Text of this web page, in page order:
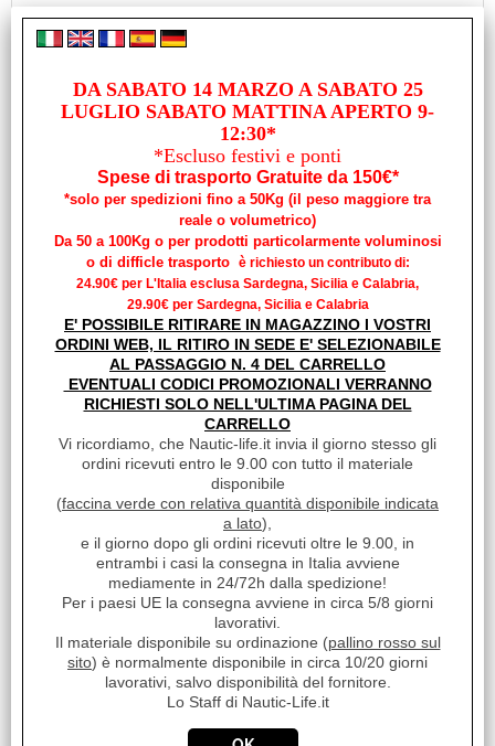
Capicorda di potenza in rame stagnato Sezione cavo mm2 35
D3 mm17 L mm38 D4 mm8,3 D2 mm8,2 D1 mm11
Prezzo:
€ 4,15
CAPICORDA A OCCHIELLO M8 PER CAVI BATTERIA
50MM
CEMBRE
Capicorda di potenza in rame stagnato Sezione cavo mm2
50 D3 mm20 L mm53 D4 mm8,3 D2 mm9,5 D1 mm13
DA SABATO 14 MARZO A SABATO 25
LUGLIO SABATO MATTINA APERTO 9-
12:30*
*Escluso festivi e ponti
Spese di trasporto Gratuite da 150€*
*solo per spedizioni fino a 50Kg (il peso maggiore tra
reale o volumetrico)
Da 50 a 100Kg o per prodotti particolarmente voluminosi
o di difficle trasporto è richiesto un contributo di:
24.90€ per L'Italia esclusa Sardegna, Sicilia e Calabria,
29.90€ per Sardegna, Sicilia e Calabria
E' POSSIBILE RITIRARE IN MAGAZZINO I VOSTRI
ORDINI WEB, IL RITIRO IN SEDE E' SELEZIONABILE
AL PASSAGGIO N. 4 DEL CARRELLO
EVENTUALI CODICI PROMOZIONALI VERRANNO
RICHIESTI SOLO NELL'ULTIMA PAGINA DEL
CARRELLO
Vi ricordiamo, che Nautic-life.it invia il giorno stesso gli
ordini ricevuti entro le 9.00 con tutto il materiale
disponibile
(faccina verde con relativa quantità disponibile indicata
a lato),
e il giorno dopo gli ordini ricevuti oltre le 9.00, in
entrambi i casi la consegna in Italia avviene
mediamente in 24/72h dalla spedizione!
Per i paesi UE la consegna avviene in circa 5/8 giorni
lavorativi.
Il materiale disponibile su ordinazione (pallino rosso sul
sito) è normalmente disponibile in circa 10/20 giorni
lavorativi, salvo disponibilità del fornitore.
Lo Staff di Nautic-Life.it